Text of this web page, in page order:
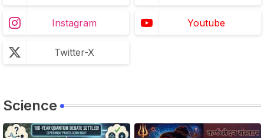
Instagram Youtube
Twitter-X
Science